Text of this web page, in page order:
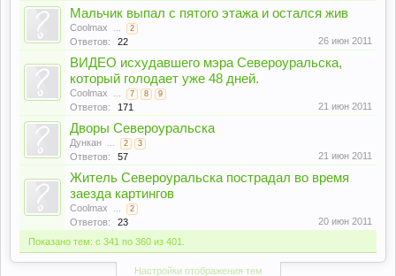
Мальчик выпал с пятого этажа и остался жив
Coolmax ... 2
Ответов: 22 26 июн 2011
ВИДЕО исхудавшего мэра Североуральска,
который голодает уже 48 дней.
Coolmax ... 7 8 9
Ответов: 171 21 июн 2011
Дворы Североуральска
Дункан ... 2 3
Ответов: 57 21 июн 2011
Житель Североуральска пострадал во время
заезда картингов
Coolmax ... 2
Ответов: 23
20 июн 2011
Показано тем: с 341 по 360 из 401.
Настройки отображения тем